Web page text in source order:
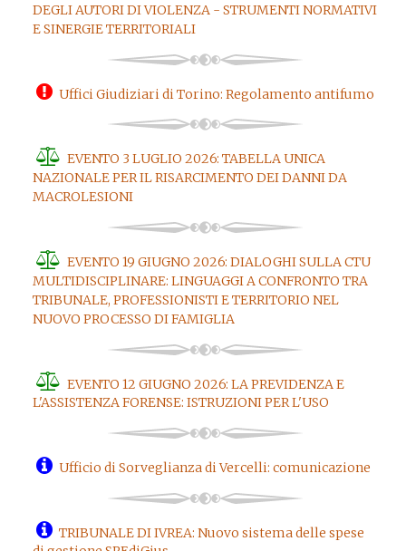
DEGLI AUTORI DI VIOLENZA - STRUMENTI NORMATIVI
E SINERGIE TERRITORIALI
Uffici Giudiziari di Torino: Regolamento antifumo
EVENTO 3 LUGLIO 2026: TABELLA UNICA
NAZIONALE PER IL RISARCIMENTO DEI DANNI DA
MACROLESIONI
EVENTO 19 GIUGNO 2026: DIALOGHI SULLA CTU
MULTIDISCIPLINARE: LINGUAGGI A CONFRONTO TRA
TRIBUNALE, PROFESSIONISTI E TERRITORIO NEL
NUOVO PROCESSO DI FAMIGLIA
EVENTO 12 GIUGNO 2026: LA PREVIDENZA E
L'ASSISTENZA FORENSE: ISTRUZIONI PER L'USO
Ufficio di Sorveglianza di Vercelli: comunicazione
TRIBUNALE DI IVREA: Nuovo sistema delle spese